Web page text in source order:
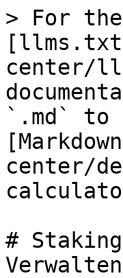
> For
center/
`.md` to
center/
#